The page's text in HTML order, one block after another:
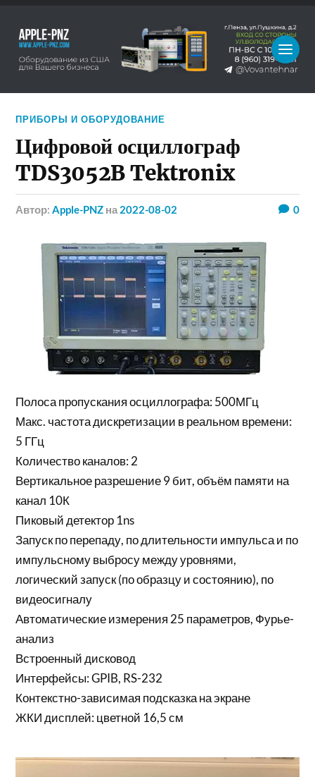
ПРИБОРЫ И ОБОРУДОВАНИЕ
Цифровой осциллограф
TDS3052B Tektronix
Автор:Apple-PNZ на 2022-08-02 0
Полоса пропускания осциллографа: 500МГц
Макс. частота дискретизации в реальном времени:
5 ГГц
Количество каналов: 2
Вертикальное разрешение 9 бит, объём памяти на
канал 10К
Пиковый детектор 1ns
Запуск по перепаду, по длительности импульса и по
импульсному выбросу между уровнями,
логический запуск (по образцу и состоянию), по
видеосигналу
Автоматические измерения 25 параметров, Фурье-
анализ
Встроенный дисковод
Интерфейсы: GPIB, RS-232
Контекстно-зависимая подсказка на экране
ЖКИ дисплей: цветной 16,5 см